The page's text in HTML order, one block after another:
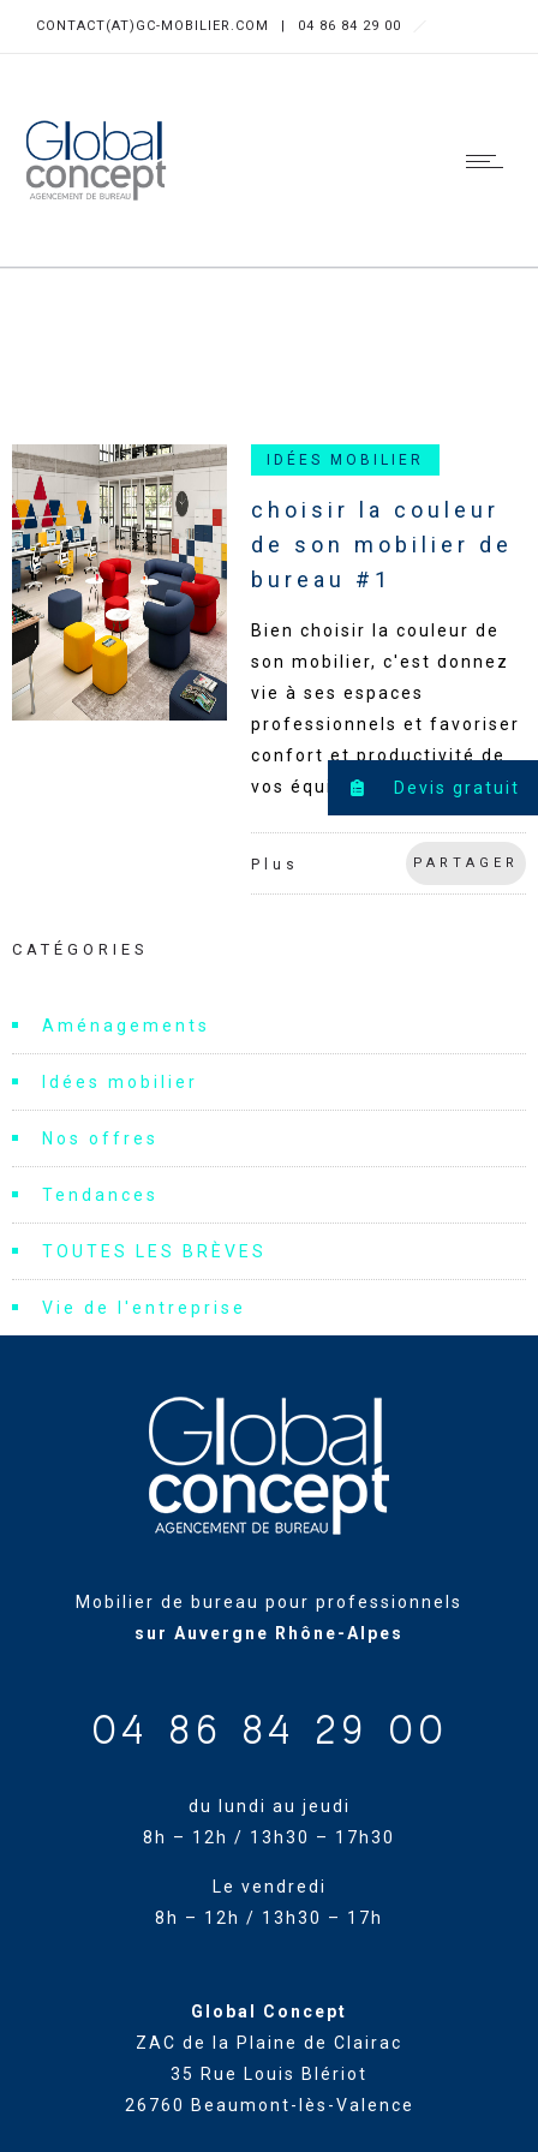
CONTACT(AT)GC-MOBILIER.COM | 04 86 84 29 00
IDÉES MOBILIER
choisir la couleur
de son mobilier de
bureau #1
Bien choisir la couleur de
son mobilier, c'est donnez
vie à ses espaces
professionnels et favoriser
confort et productivité de
vos équipes.
Plus PARTAGER
CATÉGORIES
Aménagements
Idées mobilier
Nos offres
Tendances
TOUTES LES BRÈVES
Vie de l'entreprise
Mobilier de bureau pour professionnels
sur Auvergne Rhône-Alpes
04 86 84 29 00
du lundi au jeudi
8h – 12h / 13h30 – 17h30
Le vendredi
8h – 12h / 13h30 – 17h
Global Concept
ZAC de la Plaine de Clairac
35 Rue Louis Blériot
26760 Beaumont-lès-Valence
Devis gratuit